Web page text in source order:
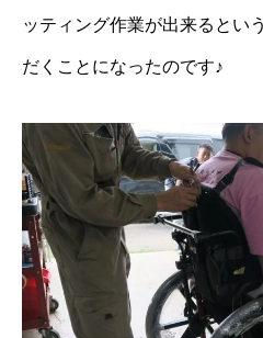
ッティング作業が出来るとい
だくことになったのです♪